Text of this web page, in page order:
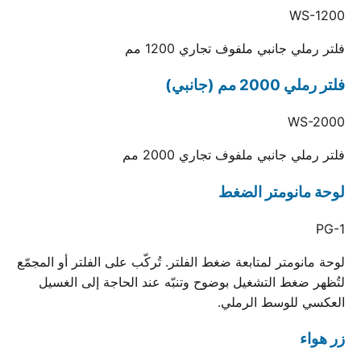
WS-1200
فلتر رملي جانبي ملفوف تجاري 1200 مم
فلتر رملي 2000 مم (جانبي)
WS-2000
فلتر رملي جانبي ملفوف تجاري 2000 مم
لوحة مانومتر الضغط
PG-1
لوحة مانومتر لمتابعة ضغط الفلتر. تُركّب على الفلتر أو المجمّع
لتُظهر ضغط التشغيل بوضوح وتنبّه عند الحاجة إلى الغسيل
العكسي للوسط الرملي.
زر هواء